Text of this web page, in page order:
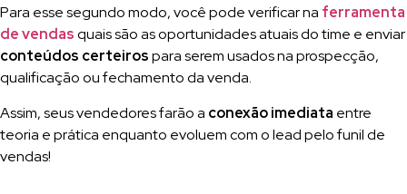
Para esse segundo modo, você pode verificar na ferramenta
de vendasquais são as oportunidades atuais do time e enviar
conteúdos certeirospara serem usados na prospecção,
qualificação ou fechamento da venda.
Assim, seus vendedores farão a conexão imediata entre
teoria e prática enquanto evoluem com o lead pelo funil de
vendas!